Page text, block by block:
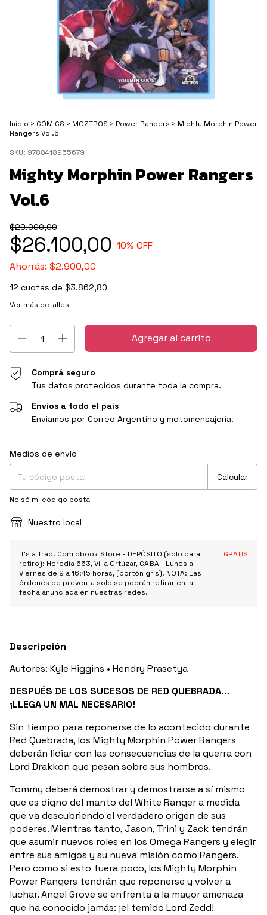
Inicio > CÓMICS > MOZTROS > Power Rangers > Mighty Morphin Power
Rangers Vol.6
SKU: 9788418955679
Mighty Morphin Power Rangers
Vol.6
$29.000,00
$26.100,00 10% OFF
Ahorrás: $2.900,00
12 cuotas de $3.862,80
Ver más detalles
Comprá seguro
Tus datos protegidos durante toda la compra.
Envíos a todo el país
Enviamos por Correo Argentino y motomensajería.
Entregas para el CP:
Medios de envío
Calcular
No sé mi código postal
Nuestro local
It's a Trap! Comicbook Store - DEPÓSITO (solo para
retiro): Heredia 653, Villa Ortúzar, CABA - Lunes a
Viernes de 9 a 16:45 horas, (portón gris). NOTA: Las
órdenes de preventa solo se podrán retirar en la
fecha anunciada en nuestras redes.
GRATIS
Descripción
Autores: Kyle Higgins • Hendry Prasetya
DESPUÉS DE LOS SUCESOS DE RED QUEBRADA...
¡LLEGA UN MAL NECESARIO!
Sin tiempo para reponerse de lo acontecido durante
Red Quebrada, los Mighty Morphin Power Rangers
deberán lidiar con las consecuencias de la guerra con
Lord Drakkon que pesan sobre sus hombros.
Tommy deberá demostrar y demostrarse a sí mismo
que es digno del manto del White Ranger a medida
que va descubriendo el verdadero origen de sus
poderes. Mientras tanto, Jason, Trini y Zack tendrán
que asumir nuevos roles en los Omega Rangers y elegir
entre sus amigos y su nueva misión como Rangers.
Pero como si esto fuera poco, los Mighty Morphin
Power Rangers tendrán que reponerse y volver a
luchar. Angel Grove se enfrenta a la mayor amenaza
que ha conocido jamás: ¡el temido Lord Zedd!